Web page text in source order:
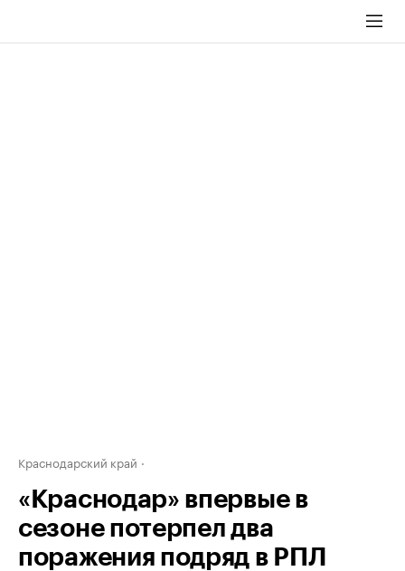
Краснодарский край
«Краснодар» впервые в
сезоне потерпел два
поражения подряд в РПЛ